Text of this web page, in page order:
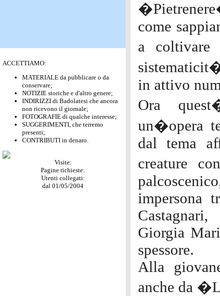
ACCETTIAMO:
MATERIALE da pubblicare o da
conservare;
NOTIZIE storiche e d'altro genere;
INDIRIZZI di Badolatesi che ancora
non ricevono il giornale;
FOTOGRAFIE di qualche interesse;
SUGGERIMENTI, che terremo
presenti;
CONTRIBUTI in denaro.
Visite:
Pagine richieste:
Utenti collegati:
dal 01/05/2004
come
a coltivare
in attivo
Ora
un�opera
dal tema
creature
impersona
Giorgia
spessore.
Alla
anche da